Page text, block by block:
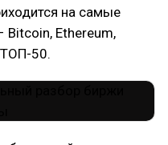
на самые
Bitcoin, Ethereum,
ТОП-50.